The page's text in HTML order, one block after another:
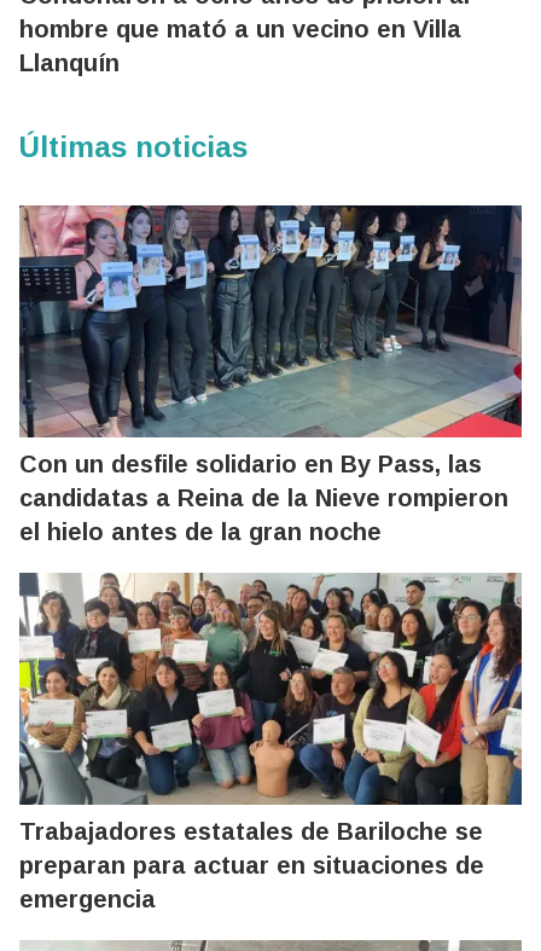
hombre que mató a un vecino en Villa
Llanquín
Últimas noticias
Con un desfile solidario en By Pass, las
candidatas a Reina de la Nieve rompieron
el hielo antes de la gran noche
Trabajadores estatales de Bariloche se
preparan para actuar en situaciones de
emergencia